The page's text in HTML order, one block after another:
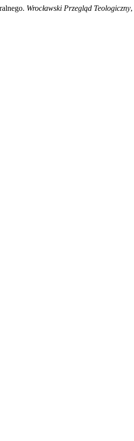
Wrocławski Przegląd Teologiczny,